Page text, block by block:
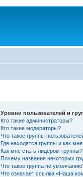
Уровни пользователей и
Кто такие администраторы?
Кто такие модераторы?
Что такое группы
Где находятся группы и как
Как мне стать лидером группы?
Почему названия некоторых
Что такое группа по
Что означает ссылка «Наша